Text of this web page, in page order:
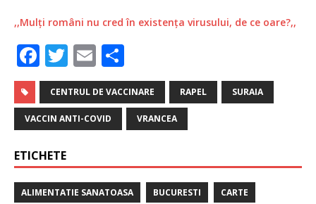
,,Mulți români nu cred în existența virusului, de ce oare?,,
F
a
c
e
b
o
o
T
w
it
te
E
m
ai
l
ar
ta
je
z
ă
CENTRUL DE VACCINARE RAPEL SURAIA
VACCIN ANTI-COVID VRANCEA
ETICHETE
ALIMENTATIE SANATOASA BUCURESTI CARTE